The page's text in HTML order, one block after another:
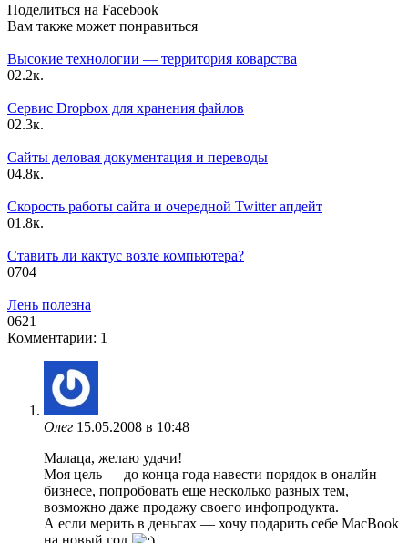
Поделиться на Facebook
Вам также может понравиться
Высокие технологии — территория коварства
02.2к.
Сервис Dropbox для хранения файлов
02.3к.
Сайты деловая документация и переводы
04.8к.
Скорость работы сайта и очередной Twitter апдейт
01.8к.
Ставить ли кактус возле компьютера?
0704
Лень полезна
0621
Комментарии: 1
Олег 15.05.2008 в 10:48
Малаца, желаю удачи!
Моя цель — до конца года навести порядок в оналйн
бизнесе, попробовать еще несколько разных тем,
возможно даже продажу своего инфопродукта.
А если мерить в деньгах — хочу подарить себе MacBook
на новый год